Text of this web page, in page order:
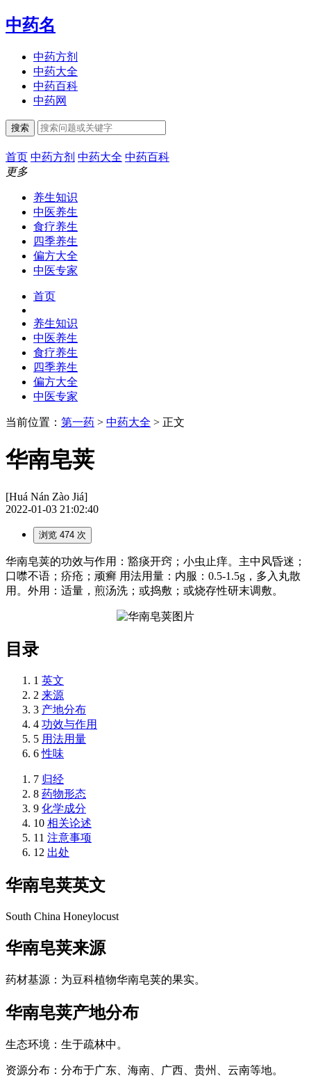
中药名
中药方剂
中药大全
中药百科
中药网
搜索
首页 中药方剂 中药大全 中药百科
更多
养生知识
中医养生
食疗养生
四季养生
偏方大全
中医专家
首页
养生知识
中医养生
食疗养生
四季养生
偏方大全
中医专家
当前位置： 第一药 > 中药大全 > 正文
华南皂荚
[Huá Nán Zào Jiá]
2022-01-03 21:02:40
浏览 474 次
华南皂荚的功效与作用：豁痰开窍；小虫止痒。主中风昏迷；
口噤不语；疥疮；顽癣 用法用量：内服：0.5-1.5g，多入丸散
用。外用：适量，煎汤洗；或捣敷；或烧存性研末调敷。
目录
1 英文
2 来源
3 产地分布
4 功效与作用
5 用法用量
6 性味
7 归经
8 药物形态
9 化学成分
10 相关论述
11 注意事项
12 出处
华南皂荚英文
South China Honeylocust
华南皂荚来源
药材基源：为豆科植物华南皂荚的果实。
华南皂荚产地分布
生态环境：生于疏林中。
资源分布：分布于广东、海南、广西、贵州、云南等地。